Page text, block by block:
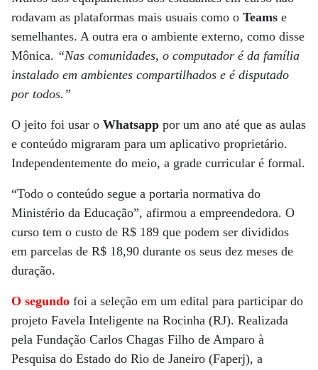
rodavam as plataformas mais usuais como o Teams e
semelhantes. A outra era o ambiente externo, como disse
Mônica. “Nas comunidades, o computador é da família
instalado em ambientes compartilhados e é disputado
por todos.”
O jeito foi usar o Whatsapp por um ano até que as aulas
e conteúdo migraram para um aplicativo proprietário.
Independentemente do meio, a grade curricular é formal.
“Todo o conteúdo segue a portaria normativa do
Ministério da Educação”, afirmou a empreendedora. O
curso tem o custo de R$ 189 que podem ser divididos
em parcelas de R$ 18,90 durante os seus dez meses de
duração.
O segundo foi a seleção em um edital para participar do
projeto Favela Inteligente na Rocinha (RJ). Realizada
pela Fundação Carlos Chagas Filho de Amparo à
Pesquisa do Estado do Rio de Janeiro (Faperj), a